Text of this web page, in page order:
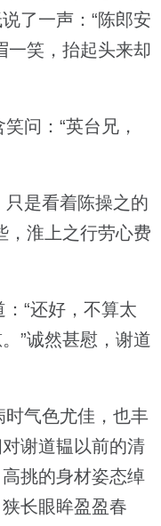
了一声：“陈郎安
一笑，抬起头来却
问：“英台兄，
是看着陈操之的
，淮上之行劳心费
“还好，不算太
”诚然甚慰，谢道
气色尤佳，也丰
谢道韫以前的清
挑的身材姿态绰
长眼眸盈盈春